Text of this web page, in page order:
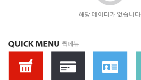
해당 데이터가 없습니다.